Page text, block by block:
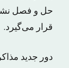
حل و فصل
قرار می‌گیرد.
دور جدید